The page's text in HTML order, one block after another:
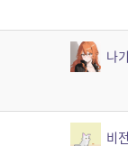
나기
비전